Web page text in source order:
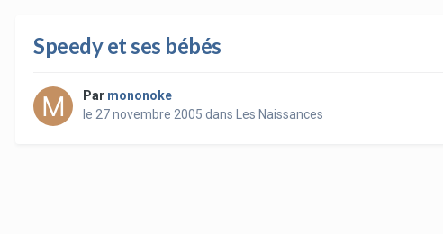
Speedy et ses bébés
Par mononoke
le 27 novembre 2005 dans Les Naissances